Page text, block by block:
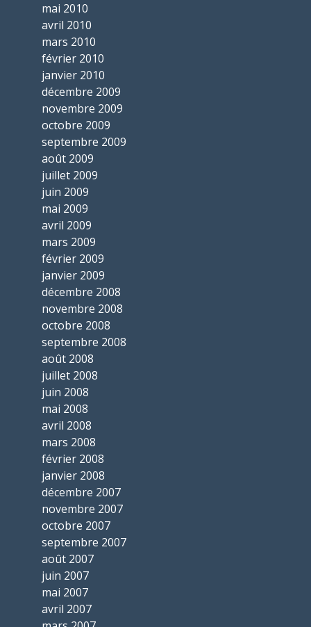
mai 2010
avril 2010
mars 2010
février 2010
janvier 2010
décembre 2009
novembre 2009
octobre 2009
septembre 2009
août 2009
juillet 2009
juin 2009
mai 2009
avril 2009
mars 2009
février 2009
janvier 2009
décembre 2008
novembre 2008
octobre 2008
septembre 2008
août 2008
juillet 2008
juin 2008
mai 2008
avril 2008
mars 2008
février 2008
janvier 2008
décembre 2007
novembre 2007
octobre 2007
septembre 2007
août 2007
juin 2007
mai 2007
avril 2007